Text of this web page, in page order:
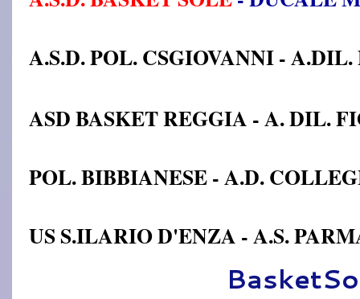
A.S.D. POL. CSGIOVANNI -
ASD BASKET REGGIA - A. DIL.
POL. BIBBIANESE - A.D.
US S.ILARIO D'ENZA - A.S.